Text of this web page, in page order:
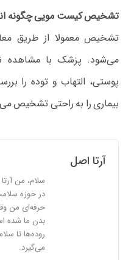
تشخیص کیست مویی چگونه
تشخیص معمولا از طریق
می‌شود. پزشک با مشاهده
پوستی، التهاب و توده را
بیماری را به راحتی تشخیص
آرتا اصل
سلام، من
در حوزه
حرفه‌ای من
بدن ما شده
روده‌ها تا
می‌گیرد.